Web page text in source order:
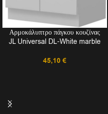
Αρμοκάλυπτρο πάγκου κουζίνας
JL Universal DL-White marble
45,10 €